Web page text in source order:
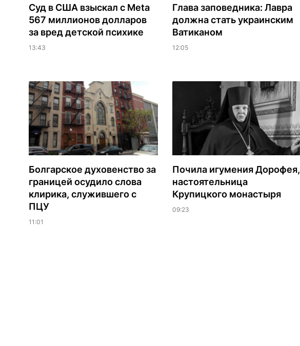
Суд в США взыскал с Meta
567 миллионов долларов
за вред детской психике
13:43
Глава заповедника: Лавра
должна стать украинским
Ватиканом
12:05
Болгарское духовенство за
границей осудило слова
клирика, служившего с
ПЦУ
11:01
Почила игумения Дорофея,
настоятельница
Крупицкого монастыря
09:23